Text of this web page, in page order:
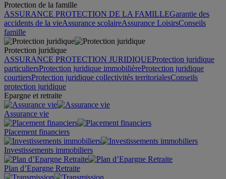
Protection de la famille
ASSURANCE PROTECTION DE LA FAMILLEGarantie des
accidents de la vieAssurance scolaireAssurance LoisirsConseils
famille
Protection juridique
ASSURANCE PROTECTION JURIDIQUEProtection juridique
particuliersProtection juridique immobilièreProtection juridique
courtiersProtection juridique collectivités territorialesConseils
protection juridique
Epargne et retraite
Assurance vie
Placement financiers
Investissements immobiliers
Plan d’Epargne Retraite